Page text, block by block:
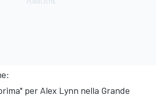
per Alex Lynn nella Grande